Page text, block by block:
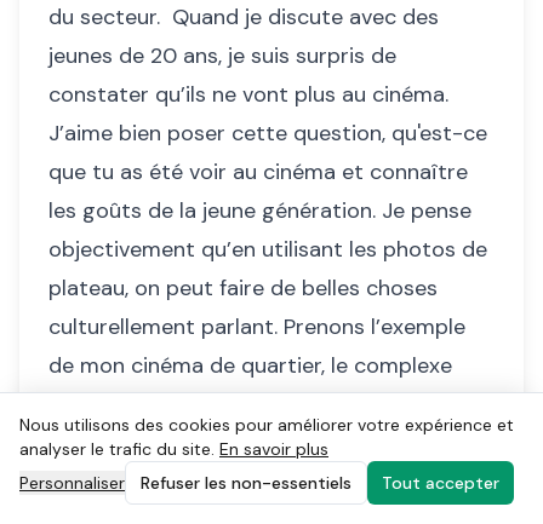
du secteur. Quand je discute avec des
jeunes de 20 ans, je suis surpris de
constater qu’ils ne vont plus au cinéma.
J’aime bien poser cette question, qu'est-ce
que tu as été voir au cinéma et connaître
les goûts de la jeune génération. Je pense
objectivement qu’en utilisant les photos de
plateau, on peut faire de belles choses
culturellement parlant. Prenons l’exemple
de mon cinéma de quartier, le complexe
15 ans. On y retrouve les mêmes
photographies exposées, le seul
Nous utilisons des cookies pour améliorer votre expérience et
analyser le trafic du site. En savoir plus
Personnaliser
Refuser les non-essentiels Tout accepter